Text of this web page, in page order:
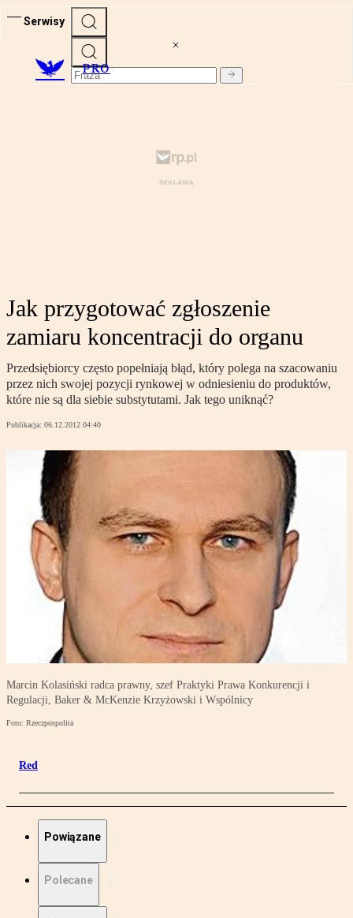
Serwisy
PRO
Jak przygotować zgłoszenie
zamiaru koncentracji do organu
Przedsiębiorcy często popełniają błąd, który polega na szacowaniu
przez nich swojej pozycji rynkowej w odniesieniu do produktów,
które nie są dla siebie substytutami. Jak tego uniknąć?
Publikacja: 06.12.2012 04:40
Marcin Kolasiński radca prawny, szef Praktyki Prawa Konkurencji i
Regulacji, Baker & McKenzie Krzyżowski i Wspólnicy
Foto: Rzeczpospolita
Red
Powiązane
Polecane